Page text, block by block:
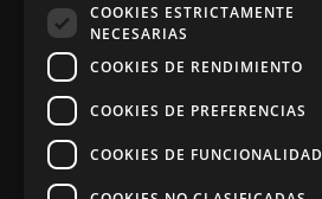
Síguenos
COOKIES ESTRICTAMENTE
NECESARIAS
COOKIES DE RENDIMIENTO
COOKIES DE PREFERENCIAS
COOKIES DE FUNCIONALIDAD